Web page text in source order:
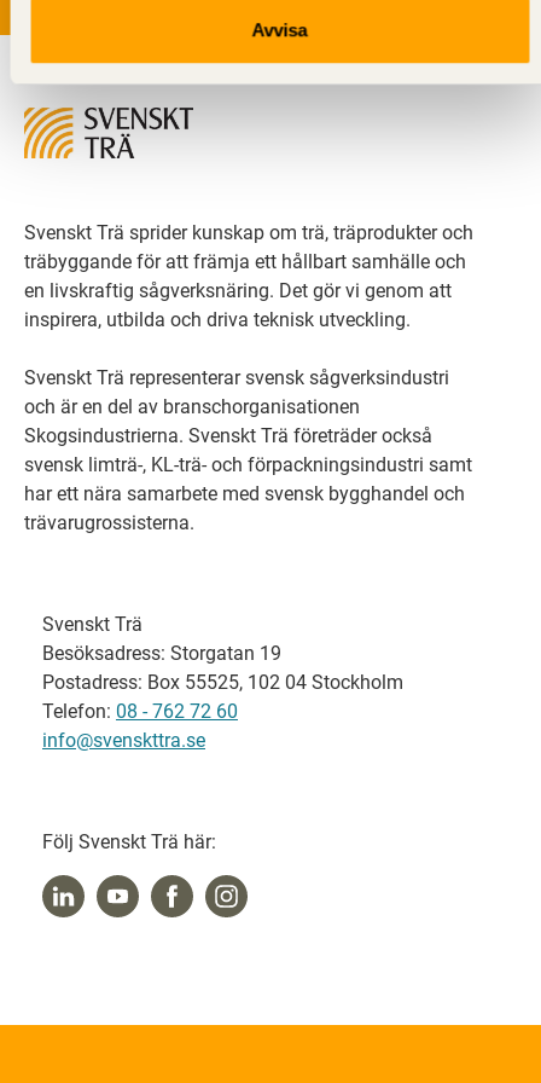
Avvisa
Svenskt Trä sprider kunskap om trä, träprodukter och
träbyggande för att främja ett hållbart samhälle och
en livskraftig sågverksnäring. Det gör vi genom att
inspirera, utbilda och driva teknisk utveckling.
Svenskt Trä representerar svensk sågverksindustri
och är en del av branschorganisationen
Skogsindustrierna. Svenskt Trä företräder också
svensk limträ-, KL-trä- och förpackningsindustri samt
har ett nära samarbete med svensk bygghandel och
trävarugrossisterna.
Svenskt Trä
Besöksadress: Storgatan 19
Postadress: Box 55525, 102 04 Stockholm
Telefon: 08 - 762 72 60
info@svenskttra.se
Följ Svenskt Trä här: